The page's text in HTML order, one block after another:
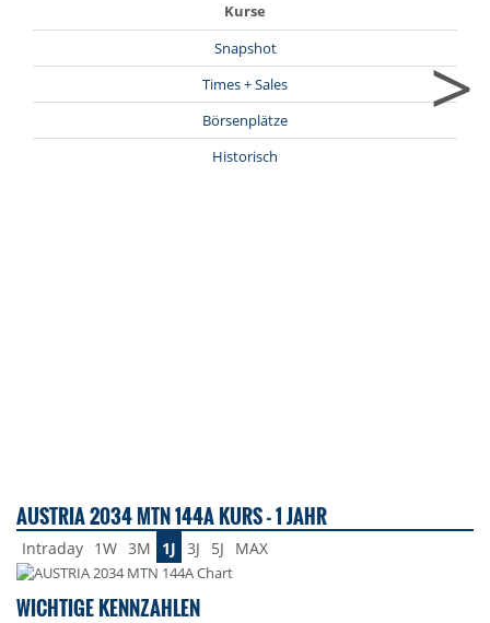
Kurse
Snapshot
Times + Sales
Börsenplätze
Historisch
>
AUSTRIA 2034 MTN 144A KURS - 1 JAHR
Intraday 1W 3M 1J 3J 5J MAX
WICHTIGE KENNZAHLEN